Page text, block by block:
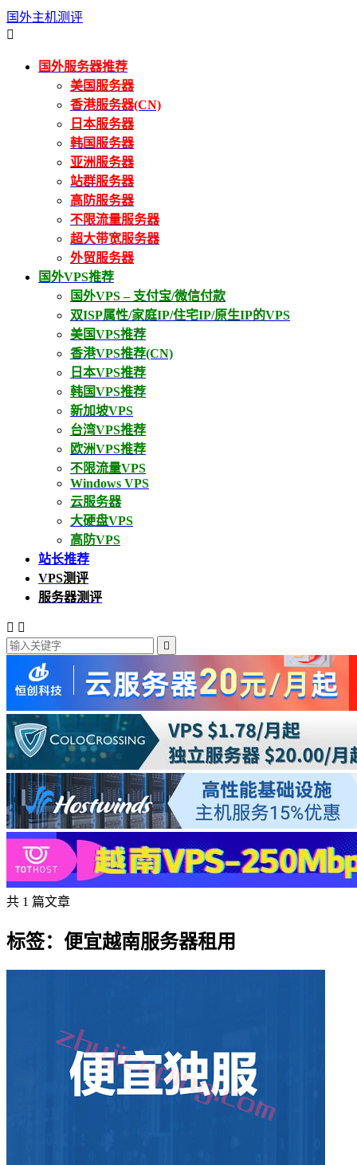
国外主机测评

国外服务器推荐
美国服务器
香港服务器(CN)
日本服务器
韩国服务器
亚洲服务器
站群服务器
高防服务器
不限流量服务器
超大带宽服务器
外贸服务器
国外VPS推荐
国外VPS – 支付宝/微信付款
双ISP属性/家庭IP/住宅IP/原生IP的VPS
美国VPS推荐
香港VPS推荐(CN)
日本VPS推荐
韩国VPS推荐
新加坡VPS
台湾VPS推荐
欧洲VPS推荐
不限流量VPS
Windows VPS
云服务器
大硬盘VPS
高防VPS
站长推荐
VPS测评
服务器测评
 

共 1 篇文章
标签：便宜越南服务器租用